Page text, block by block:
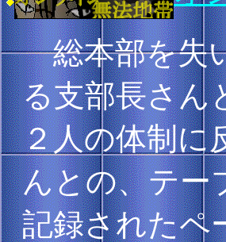
総本部を失
る支部長さん
２人の体制に
んとの、テー
記録されたペ